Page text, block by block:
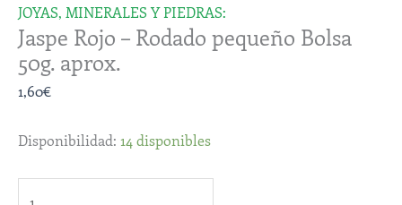
JOYAS, MINERALES Y PIEDRAS:
Jaspe Rojo – Rodado pequeño Bolsa
50g. aprox.
1,60€
Disponibilidad: 14 disponibles